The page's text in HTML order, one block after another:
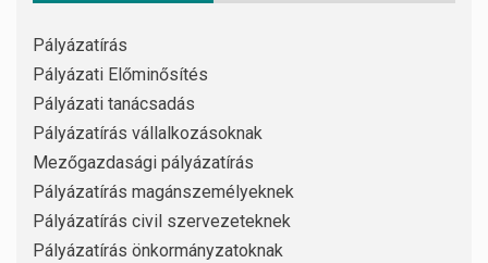
Pályázatírás
Pályázati Előminősítés
Pályázati tanácsadás
Pályázatírás vállalkozásoknak
Mezőgazdasági pályázatírás
Pályázatírás magánszemélyeknek
Pályázatírás civil szervezeteknek
Pályázatírás önkormányzatoknak